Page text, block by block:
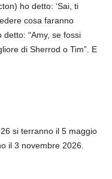
ho detto: ‘Sai, ti
cosa faranno
detto: “Amy, se fossi
di Sherrod o Tim”. E
si terranno il 5 maggio
il 3 novembre 2026.